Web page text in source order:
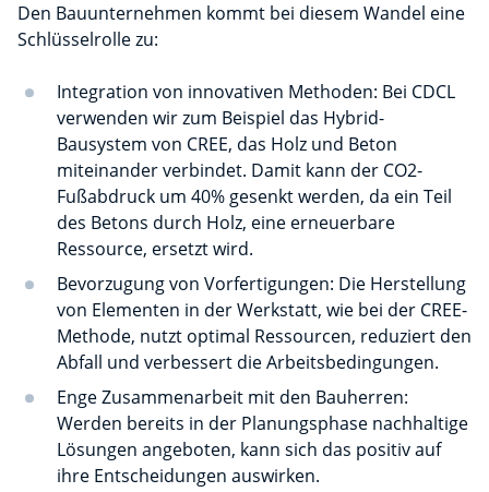
Den Bauunternehmen kommt bei diesem Wandel eine
Schlüsselrolle zu:
Integration von innovativen Methoden: Bei CDCL
verwenden wir zum Beispiel das Hybrid-
Bausystem von CREE, das Holz und Beton
miteinander verbindet. Damit kann der CO2-
Fußabdruck um 40% gesenkt werden, da ein Teil
des Betons durch Holz, eine erneuerbare
Ressource, ersetzt wird.
Bevorzugung von Vorfertigungen: Die Herstellung
von Elementen in der Werkstatt, wie bei der CREE-
Methode, nutzt optimal Ressourcen, reduziert den
Abfall und verbessert die Arbeitsbedingungen.
Enge Zusammenarbeit mit den Bauherren:
Werden bereits in der Planungsphase nachhaltige
Lösungen angeboten, kann sich das positiv auf
ihre Entscheidungen auswirken.